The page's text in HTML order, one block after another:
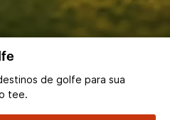
de golfe para sua
tee.